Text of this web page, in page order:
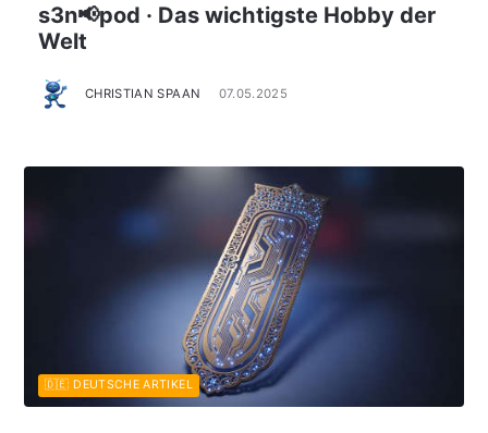
s3n📢pod · Das wichtigste Hobby der
Welt
CHRISTIAN SPAAN 07.05.2025
🇩🇪 DEUTSCHE ARTIKEL